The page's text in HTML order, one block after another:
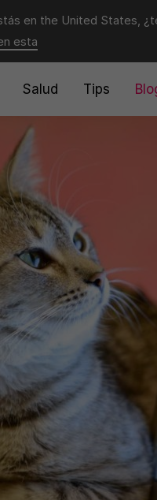
en the United States,
esta
Salud Tips